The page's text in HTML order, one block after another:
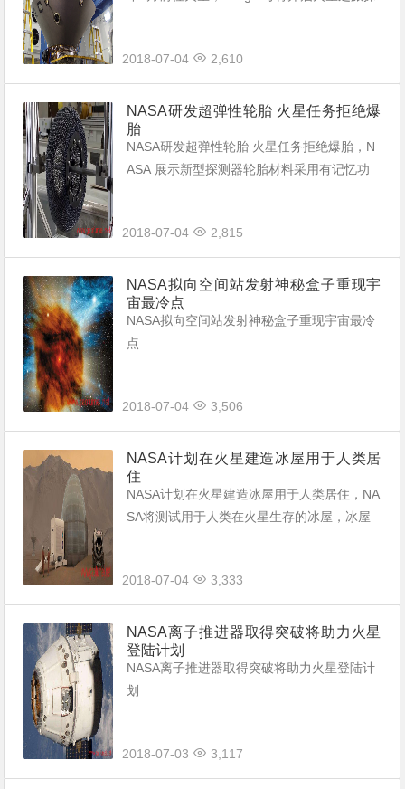
2018-07-04 2,610
NASA研发超弹性轮胎 火星任务拒绝爆
胎
NASA研发超弹性轮胎 火星任务拒绝爆胎，N
ASA 展示新型探测器轮胎材料采用有记忆功
2018-07-04
2,815
NASA拟向空间站发射神秘盒子重现宇
宙最冷点
NASA拟向空间站发射神秘盒子重现宇宙最冷
点
2018-07-04 3,506
NASA计划在火星建造冰屋用于人类居
住
NASA计划在火星建造冰屋用于人类居住，NA
SA将测试用于人类在火星生存的冰屋，冰屋
2018-07-04
3,333
NASA离子推进器取得突破将助力火星
登陆计划
NASA离子推进器取得突破将助力火星登陆计
划
2018-07-03 3,117